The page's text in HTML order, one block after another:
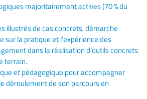
majoritairement actives (70 % du
illustrés de cas concrets, démarche
sur la pratique et l’expérience des
dans la réalisation d’outils concrets
terrain.
et pédagogique pour accompagner
déroulement de son parcours en